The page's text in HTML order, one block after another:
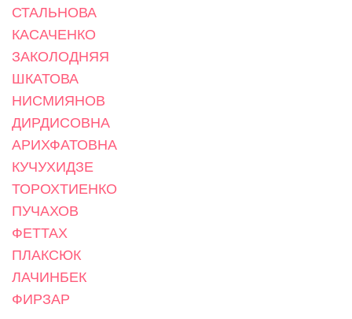
СТАЛЬНОВА
КАСАЧЕНКО
ЗАКОЛОДНЯЯ
ШКАТОВА
НИСМИЯНОВ
ДИРДИСОВНА
АРИХФАТОВНА
КУЧУХИДЗЕ
ТОРОХТИЕНКО
ПУЧАХОВ
ФЕТТАХ
ПЛАКСЮК
ЛАЧИНБЕК
ФИРЗАР